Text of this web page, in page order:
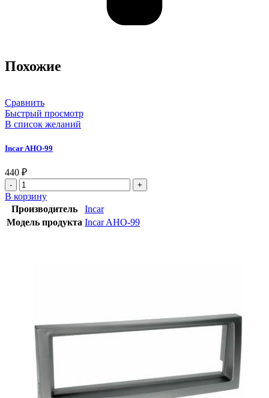
Похожие
Сравнить
Быстрый просмотр
В список желаний
Incar AHO-99
440 ₽
В корзину
Производитель
Incar
Модель продукта Incar AHO-99